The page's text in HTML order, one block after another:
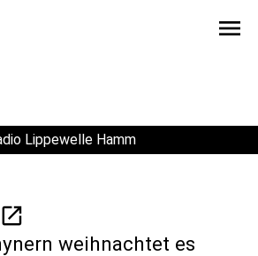
menu
Lippewelle Hamm
open_in_new
weihnachtet es